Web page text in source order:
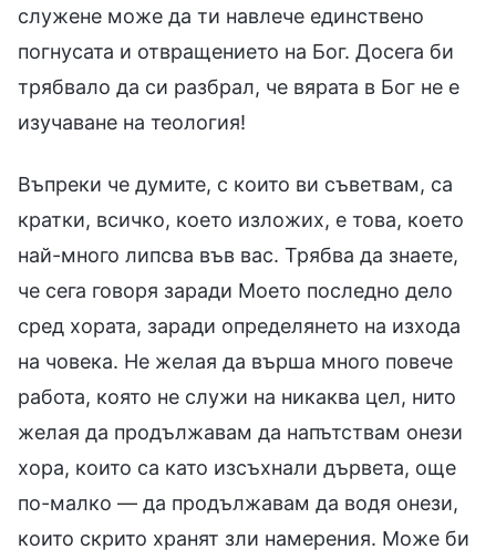
служене може да ти навлече единствено
погнусата и отвращението на Бог. Досега би
трябвало да си разбрал, че вярата в Бог не е
изучаване на теология!
Въпреки че думите, с които ви съветвам, са
кратки, всичко, което изложих, е това, което
най-много липсва във вас. Трябва да знаете,
че сега говоря заради Моето последно дело
сред хората, заради определянето на изхода
на човека. Не желая да върша много повече
работа, която не служи на никаква цел, нито
желая да продължавам да напътствам онези
хора, които са като изсъхнали дървета, още
по-малко — да продължавам да водя онези,
които скрито хранят зли намерения. Може би